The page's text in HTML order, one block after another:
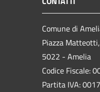
Comune di
Piazza
5022 - Amelia
Codice Fiscale:
Partita IVA: